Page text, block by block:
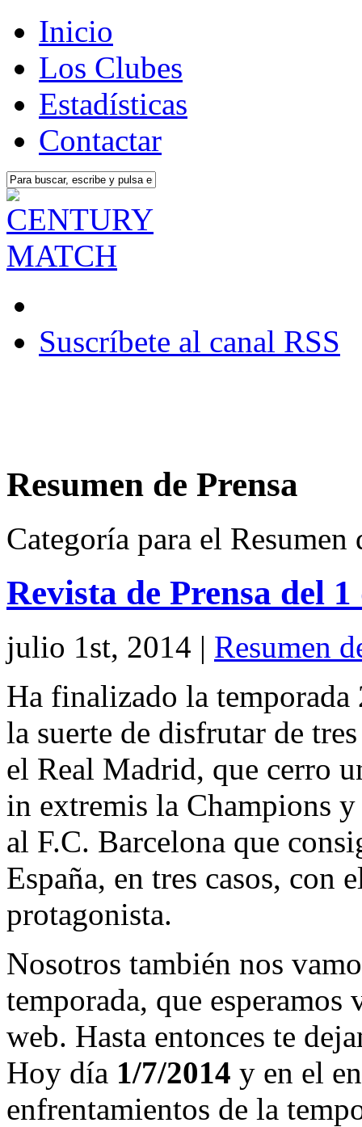
Inicio
Los Clubes
Estadísticas
Contactar
Suscríbete al canal RSS
Resumen de Prensa
Categoría para el Resumen
Revista de Prensa del
julio 1st, 2014 | Resumen
Ha finalizado la
la suerte de disfrutar de
el Real Madrid, que cerro
in extremis la Champions
al F.C. Barcelona que
España, en tres casos,
protagonista.
Nosotros también nos
temporada, que esperamos
web. Hasta entonces te
Hoy día 1/7/2014 y en el
enfrentamientos de la